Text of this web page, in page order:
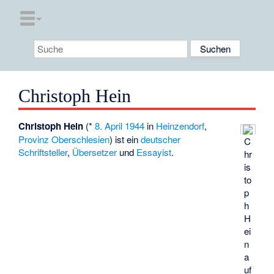
Christoph Hein
C
hr
is
to
p
h
H
ei
n
a
uf
Christoph Hein (*8. April 1944 in Heinzendorf,
Provinz Oberschlesien) ist eindeutscher
Schriftsteller, Übersetzer und Essayist.